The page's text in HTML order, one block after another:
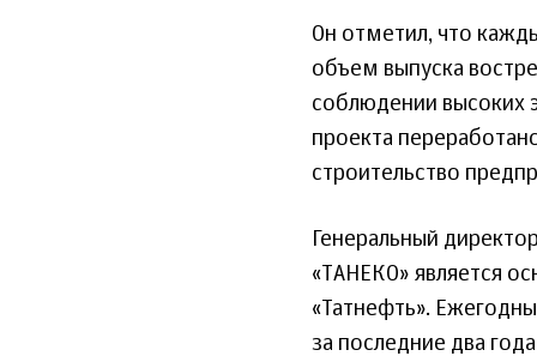
Он отметил, что
объем выпуска
соблюдении высоких
проекта
строительство
Генеральный
«ТАНЕКО» является
«Татнефть».
за последние два